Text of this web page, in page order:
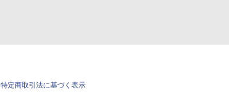
特定商取引法に基づく表示